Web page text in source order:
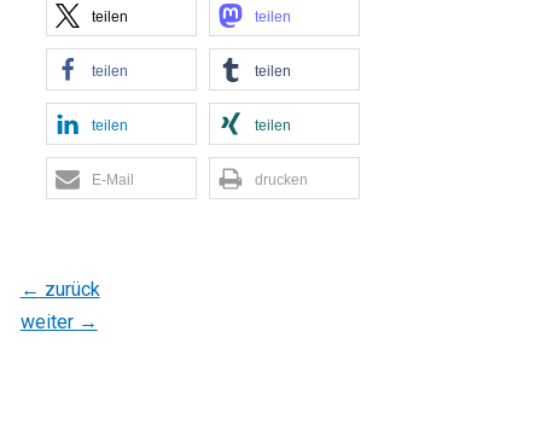
teilen teilen
teilen teilen
teilen teilen
E-Mail drucken
← zurück
weiter →